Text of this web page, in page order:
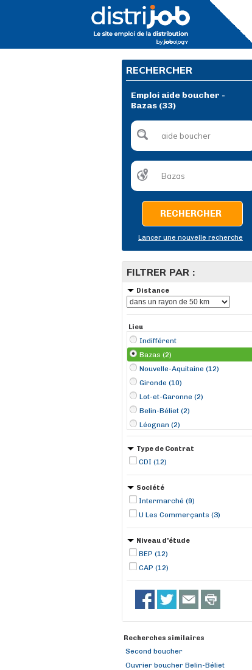
RECHERCHER
Emploi aide boucher -
Bazas (33)
RECHERCHER
Lancer une nouvelle recherche
FILTRER PAR :
Distance
Lieu
Indifférent
Bazas (2)
Nouvelle-Aquitaine (12)
Gironde (10)
Lot-et-Garonne (2)
Belin-Béliet (2)
Léognan (2)
Saucats (2)
Béguey (1)
Langon (1)
Type de Contrat
CDI (12)
Société
Intermarché (9)
U Les Commerçants (3)
Niveau d'étude
BEP (12)
CAP (12)
Recherches similaires
Second boucher
Ouvrier boucher Belin-Béliet